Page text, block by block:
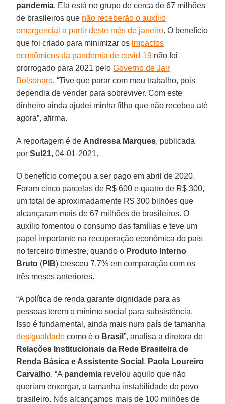
pandemia. Ela está no grupo de cerca de 67 milhões
de brasileiros que não receberão o auxílio
emergencial a partir deste mês de janeiro. O benefício
que foi criado para minimizar os impactos
econômicos da pandemia de covid-19 não foi
prorrogado para 2021 peloGoverno de Jair
Bolsonaro. “Tive que parar com meu trabalho, pois
dependia de vender para sobreviver. Com este
dinheiro ainda ajudei minha filha que não recebeu até
agora”, afirma.
A reportagem é de Andressa Marques, publicada
porSul21, 04-01-2021.
O benefício começou a ser pago em abril de 2020.
Foram cinco parcelas de R$ 600 e quatro de R$ 300,
um total de aproximadamente R$ 300 bilhões que
alcançaram mais de 67 milhões de brasileiros. O
auxílio fomentou o consumo das famílias e teve um
papel importante na recuperação econômica do país
no terceiro trimestre, quando o Produto Interno
Bruto (PIB) cresceu 7,7% em comparação com os
três meses anteriores.
“A política de renda garante dignidade para as
pessoas terem o mínimo social para subsistência.
Isso é fundamental, ainda mais num país de tamanha
desigualdade como é o Brasil”, analisa a diretora de
Relações Institucionais da Rede Brasileira de
Renda Básica e Assistente Social , Paola Loureiro
Carvalho. “A pandemia revelou aquilo que não
queriam enxergar, a tamanha instabilidade do povo
brasileiro. Nós alcançamos mais de 100 milhões de